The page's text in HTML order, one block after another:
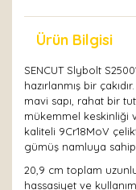
Ürün Bilgisi
SENCUT Slybolt
hazırlanmış bir
mavi sapı, rahat bir
mükemmel keskinliği
kaliteli 9Cr18MoV
gümüş namluya
20,9 cm toplam
hassasiyet ve